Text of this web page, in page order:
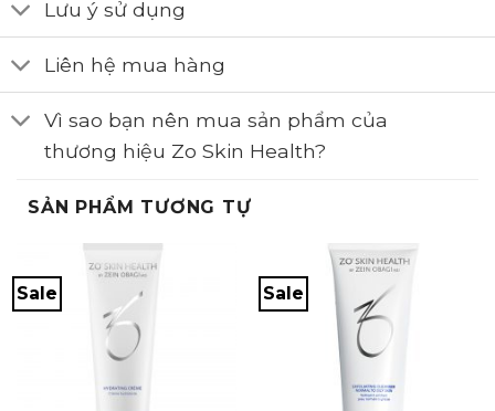
Lưu ý sử dụng
Liên hệ mua hàng
Vì sao bạn nên mua sản phẩm của
thương hiệu Zo Skin Health?
SẢN PHẨM TƯƠNG TỰ
Sale Sale